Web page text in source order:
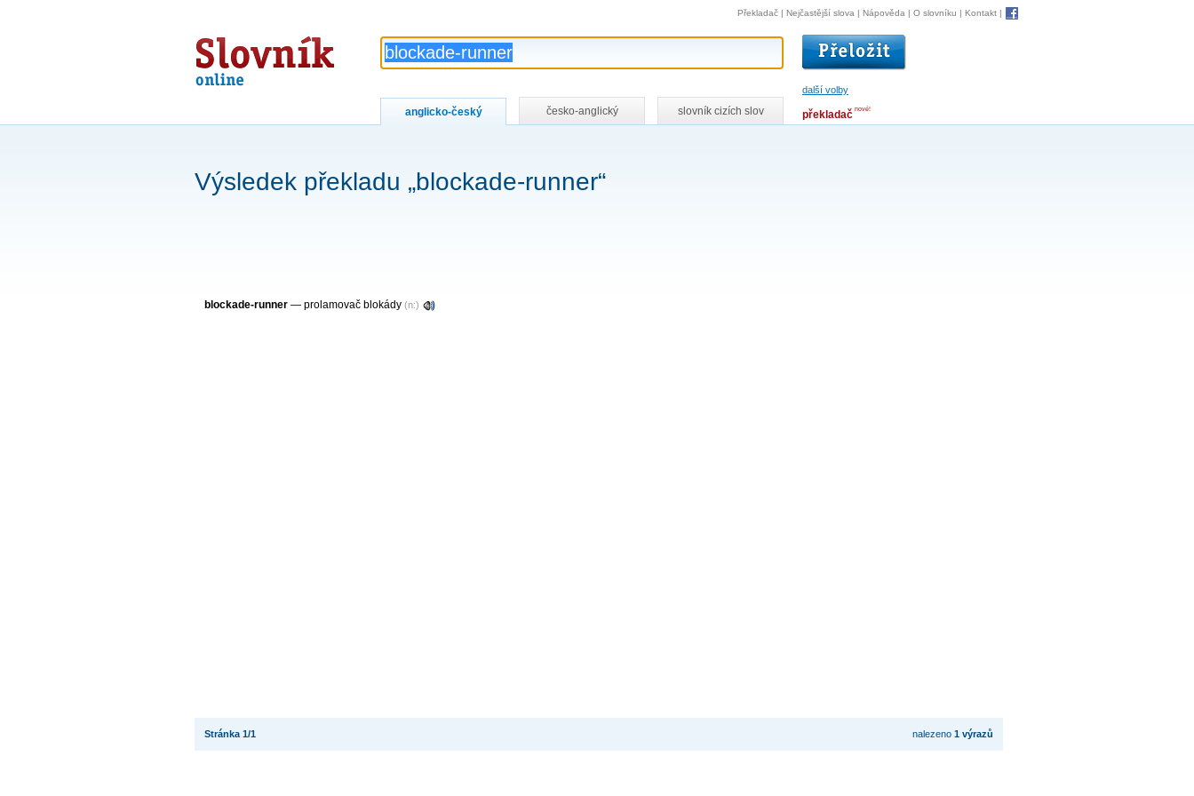
Slovník
online
další volby
Překladač | Nejčastější slova | Nápověda | O slovníku | Kontakt |
anglicko-český česko-anglický slovník cizích slov překladač nové!
Výsledek překladu „blockade-runner“
blockade-runner — prolamovač blokády (n:)
nalezeno 1 výrazů
Stránka 1/1